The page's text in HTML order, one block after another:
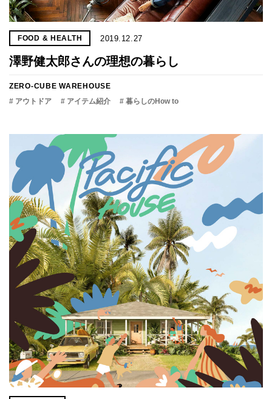
FOOD & HEALTH 2019.12.27
澤野健太郎さんの理想の暮らし
ZERO-CUBE WAREHOUSE
# アウトドア
# アイテム紹介 # 暮らしのHow to